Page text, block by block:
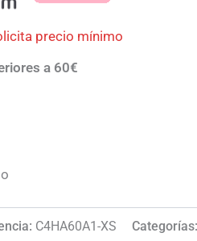
precio mínimo
a 60€
C4HA60A1-XS Categorías: